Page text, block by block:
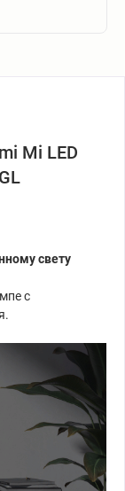
Mi LED
свету
с